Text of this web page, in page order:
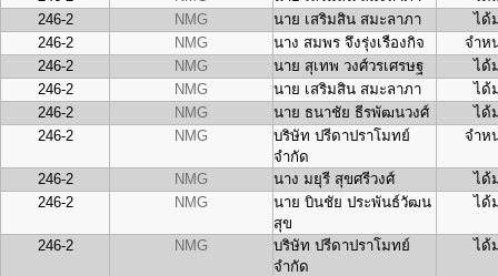
246-2
NMG นาย เสริมสิน สมะลาภา
ได้
246-2
NMG นาง สมพร จึงรุ่งเรืองกิจ
จำห
246-2
NMG นาย สุเทพ วงศ์วรเศรษฐ
ได้
246-2
NMG นาย เสริมสิน สมะลาภา
ได้
246-2
NMG นาย ธนาชัย ธีรพัฒนวงศ์
ได้
246-2
NMG
บริษัท ปรีดาปราโมทย์
จำกัด
จำห
246-2 NMG นาง มยุรี สุขศรีวงศ์
ได้
246-2
NMG
นาย บินชัย ประพันธ์วัฒน
สุข
ได้
246-2 NMG
บริษัท ปรีดาปราโมทย์
จำกัด
ได้